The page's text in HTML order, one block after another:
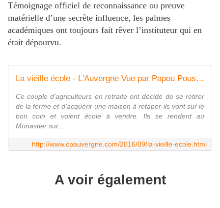
Témoignage officiel de reconnaissance ou preuve
matérielle d’une secrète influence, les palmes
académiques ont toujours fait rêver l’instituteur qui en
était dépourvu.
La vieille école - L'Auvergne Vue par Papou Poustache
Ce couple d'agriculteurs en retraite ont décidé de se retirer
de la ferme et d'acquérir une maison à retaper ils vont sur le
bon coin et voient école à vendre. Ils se rendent au
Monastier sur...
http://www.cpauvergne.com/2016/09/la-vieille-ecole.html
A voir également